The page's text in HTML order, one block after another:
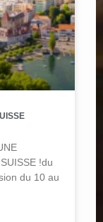
!du
du 10 au